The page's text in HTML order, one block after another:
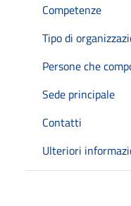
Competenze
Tipo di
Persone che
Sede principale
Contatti
Ulteriori